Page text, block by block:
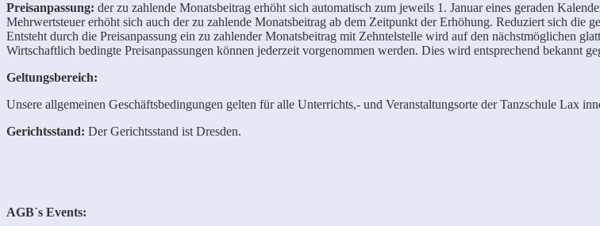
Preisanpassung: der zu zahlende Monatsbeitrag erhöht sich automatisch zum jeweils 1. Januar eines geraden
Mehrwertsteuer erhöht sich auch der zu zahlende Monatsbeitrag ab dem Zeitpunkt der Erhöhung. Reduziert sich die
Entsteht durch die Preisanpassung ein zu zahlender Monatsbeitrag mit Zehntelstelle wird auf den nächstmöglichen
Wirtschaftlich bedingte Preisanpassungen können jederzeit vorgenommen werden. Dies wird entsprechend bekannt
Geltungsbereich:
Unsere allgemeinen Geschäftsbedingungen gelten für alle Unterrichts,- und Veranstaltungsorte der Tanzschule Lax
Gerichtsstand: Der Gerichtsstand ist Dresden.
AGB´s Events: